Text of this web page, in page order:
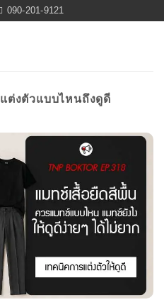
090-201-9121
แต่งตัวแบบไหนถึงดูดี